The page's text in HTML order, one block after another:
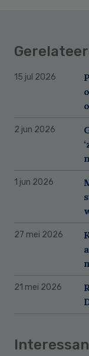
15 jul 2026
2 jun 2026
1 jun 2026
27 mei 2026
21 mei 2026